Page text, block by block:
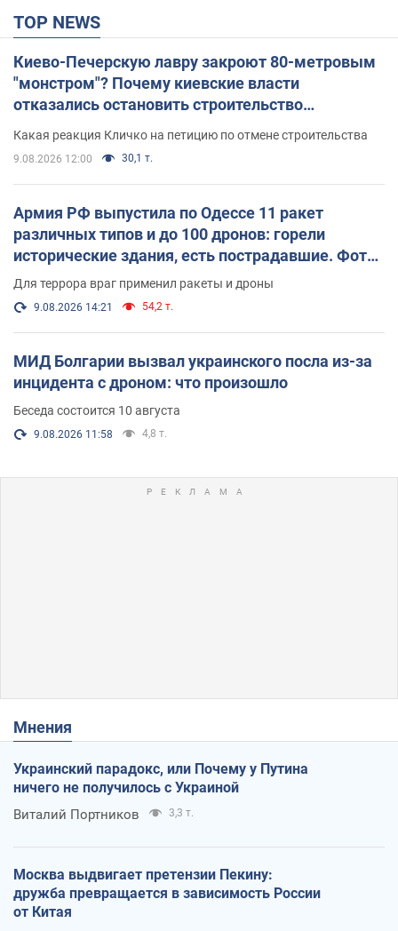
TOP NEWS
Киево-Печерскую лавру закроют 80-метровым
"монстром"? Почему киевские власти
отказались остановить строительство
Какая реакция Кличко на петицию по отмене строительства
9.08.2026 12:00 30,1 т.
Армия РФ выпустила по Одессе 11 ракет
различных типов и до 100 дронов: горели
исторические здания, есть пострадавшие. Фото
и видео
Для террора враг применил ракеты и дроны
9.08.2026 14:21 54,2 т.
МИД Болгарии вызвал украинского посла из-за
инцидента с дроном: что произошло
Беседа состоится 10 августа
9.08.2026 11:58 4,8 т.
Мнения
Украинский парадокс, или Почему у Путина
ничего не получилось с Украиной
Виталий Портников 3,3 т.
Москва выдвигает претензии Пекину:
дружба превращается в зависимость России
от Китая